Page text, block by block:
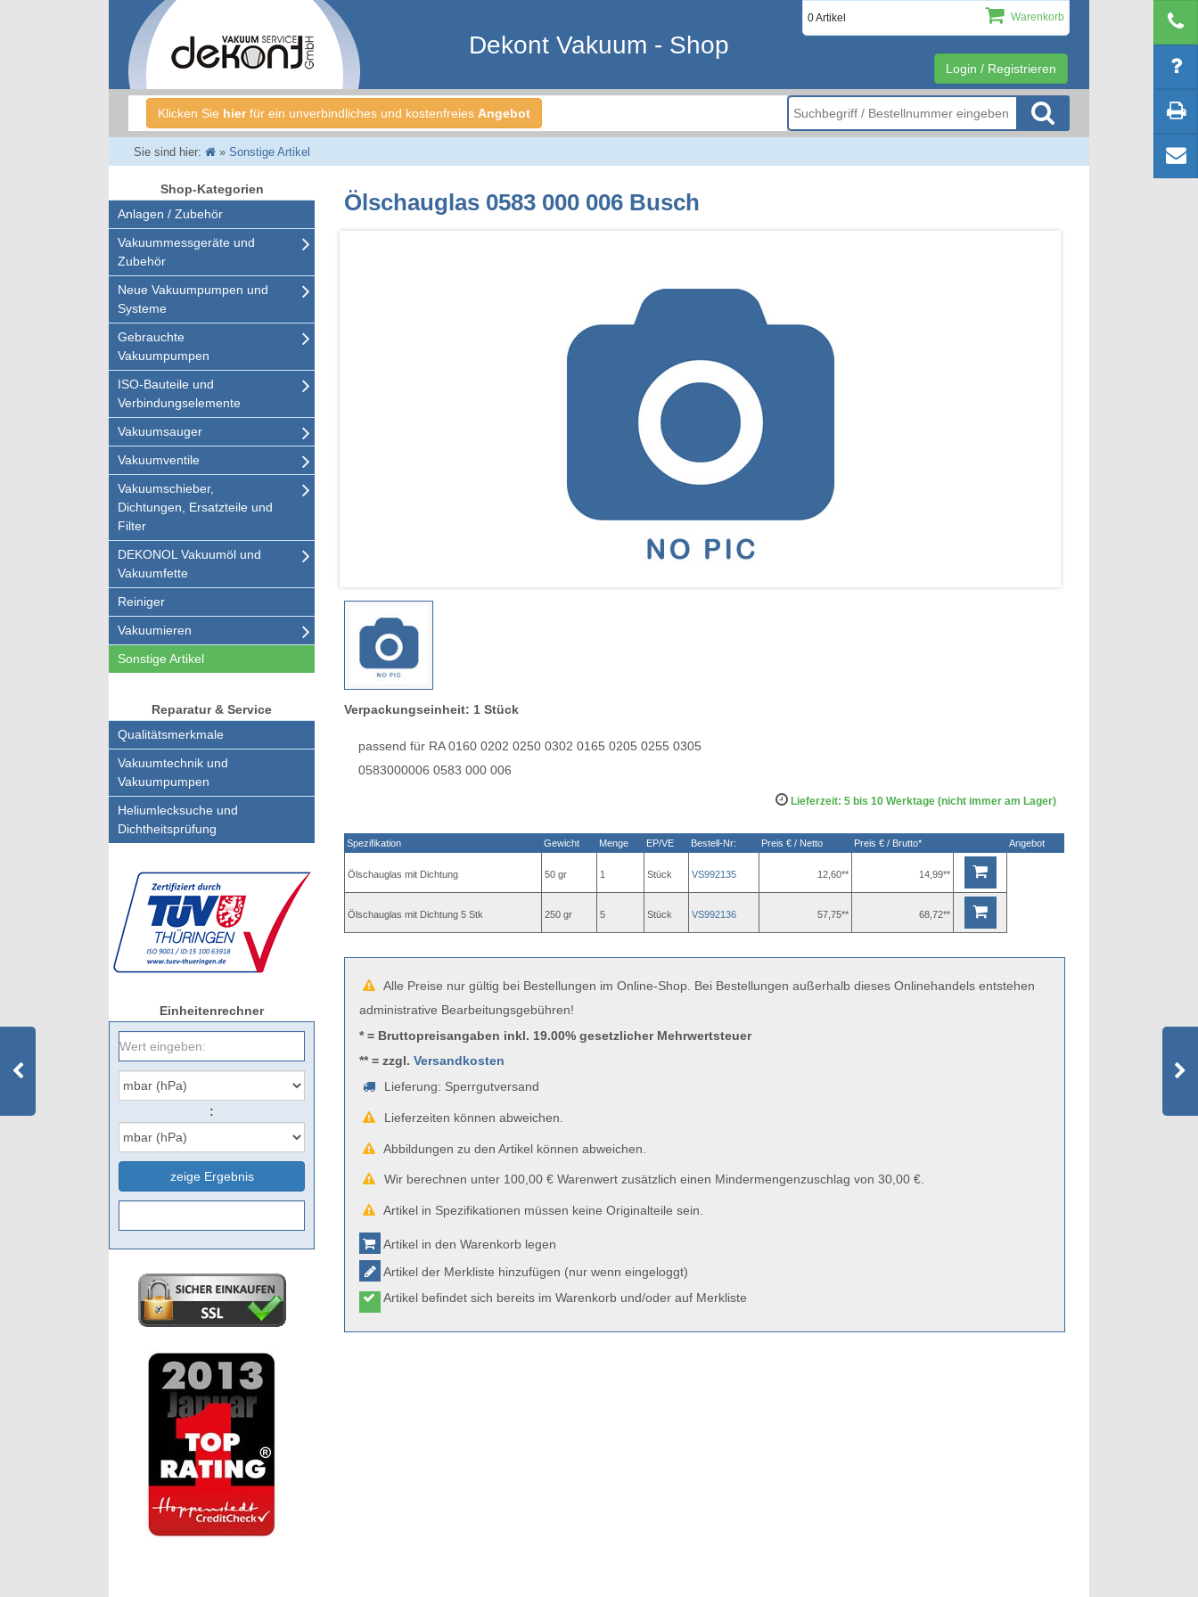
Login / Registrieren
0 Artikel Warenkorb
Dekont Vakuum - Shop
Klicken Sie hierfür ein unverbindliches und kostenfreies Angebot
Sie sind hier: » Sonstige Artikel
Shop-Kategorien
Anlagen / Zubehör
Vakuummessgeräte und
Zubehör
Neue Vakuumpumpen und
Systeme
Gebrauchte
Vakuumpumpen
ISO-Bauteile und
Verbindungselemente
Vakuumsauger
Vakuumventile
Vakuumschieber,
Dichtungen, Ersatzteile und
Filter
DEKONOL Vakuumöl und
Vakuumfette
Reiniger
Vakuumieren
Sonstige Artikel
Reparatur & Service
Qualitätsmerkmale
Vakuumtechnik und
Vakuumpumpen
Heliumlecksuche und
Dichtheitsprüfung
Einheitenrechner
:
zeige Ergebnis
Ölschauglas 0583 000 006 Busch
Verpackungseinheit: 1 Stück
passend für RA 0160 0202 0250 0302 0165 0205 0255 0305
0583000006 0583 000 006
Lieferzeit: 5 bis 10 Werktage (nicht immer am Lager)
Spezifikation Gewicht Menge EP/VE Bestell-Nr: Preis € / Netto Preis € / Brutto* Angebot
Ölschauglas mit Dichtung 50 gr 1 Stück VS992135 12,60** 14,99**
Ölschauglas mit Dichtung 5 Stk 250 gr 5 Stück VS992136 57,75** 68,72**
Alle Preise nur gültig bei Bestellungen im Online-Shop. Bei Bestellungen außerhalb dieses Onlinehandels entstehen
administrative Bearbeitungsgebühren!
* = Bruttopreisangaben inkl. 19.00% gesetzlicher Mehrwertsteuer
** = zzgl.Versandkosten
Lieferung: Sperrgutversand
Lieferzeiten können abweichen.
Abbildungen zu den Artikel können abweichen.
Wir berechnen unter 100,00 € Warenwert zusätzlich einen Mindermengenzuschlag von 30,00 €.
Artikel in Spezifikationen müssen keine Originalteile sein.
Artikel in den Warenkorb legen
Artikel der Merkliste hinzufügen (nur wenn eingeloggt)
Artikel befindet sich bereits im Warenkorb und/oder auf Merkliste